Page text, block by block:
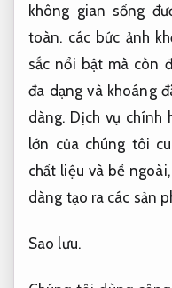
không gian sống
toàn. các bức ảnh
sắc nổi bật mà còn
đa dạng và khoáng
dàng. Dịch vụ chính
lớn của chúng tôi
chất liệu và bề ngoài,
dàng tạo ra các sản
Sao lưu.